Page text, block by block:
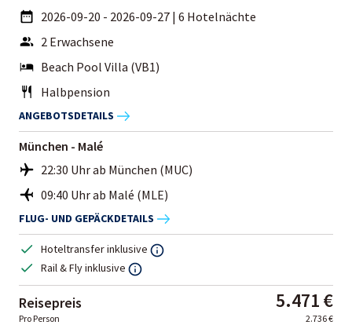
2026-09-20 - 2026-09-27 | 6 Hotelnächte
2 Erwachsene
Beach Pool Villa (VB1)
Halbpension
ANGEBOTSDETAILS
München - Malé
22:30 Uhr ab München (MUC)
09:40 Uhr ab Malé (MLE)
FLUG- UND GEPÄCKDETAILS
Hoteltransfer inklusive
Rail & Fly inklusive
Reisepreis 5.471 €
Pro Person 2.736 €